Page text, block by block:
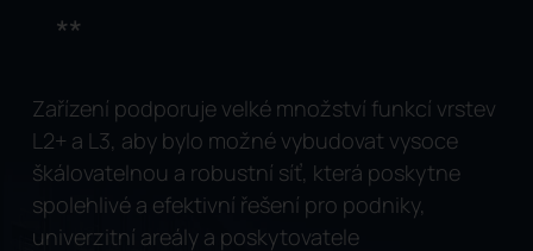
**
Zařízení podporuje velké množství funkcí vrstev
L2+ a L3, aby bylo možné vybudovat vysoce
škálovatelnou a robustní síť, která poskytne
spolehlivé a efektivní řešení pro podniky,
univerzitní areály a poskytovatele